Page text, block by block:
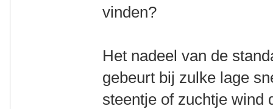
vinden?
Het nadeel van de
gebeurt bij zulke lage
steentje of zuchtje wind